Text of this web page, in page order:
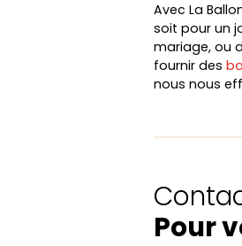
Avec La
soit pour un
mariage, ou
fournir des
nous nous
Pour